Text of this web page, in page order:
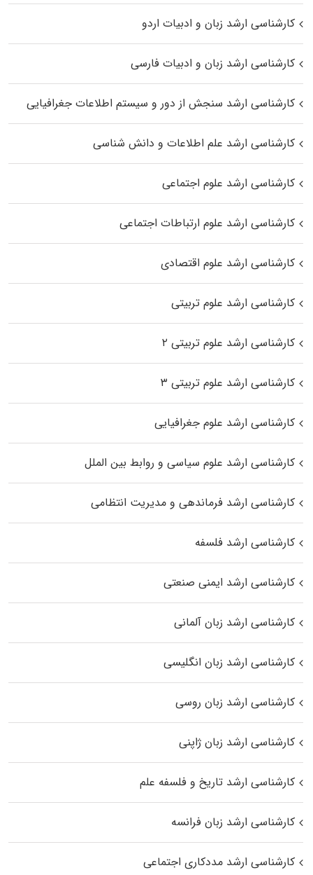
کارشناسی ارشد زبان و ادبیات اردو
کارشناسی ارشد زبان و ادبیات فارسی
کارشناسی ارشد سنجش از دور و سیستم اطلاعات جغرافیایی
کارشناسی ارشد علم اطلاعات و دانش شناسی
کارشناسی ارشد علوم اجتماعی
کارشناسی ارشد علوم ارتباطات اجتماعی
کارشناسی ارشد علوم اقتصادی
کارشناسی ارشد علوم تربیتی
کارشناسی ارشد علوم تربیتی ۲
کارشناسی ارشد علوم تربیتی ۳
کارشناسی ارشد علوم جغرافیایی
کارشناسی ارشد علوم سیاسی و روابط بین الملل
کارشناسی ارشد فرماندهی و مدیریت انتظامی
کارشناسی ارشد فلسفه
کارشناسی ارشد ایمنی صنعتی
کارشناسی ارشد زبان آلمانی
کارشناسی ارشد زبان انگلیسی
کارشناسی ارشد زبان روسی
کارشناسی ارشد زبان ژاپنی
کارشناسی ارشد تاریخ و فلسفه علم
کارشناسی ارشد زبان فرانسه
کارشناسی ارشد مددکاری اجتماعی